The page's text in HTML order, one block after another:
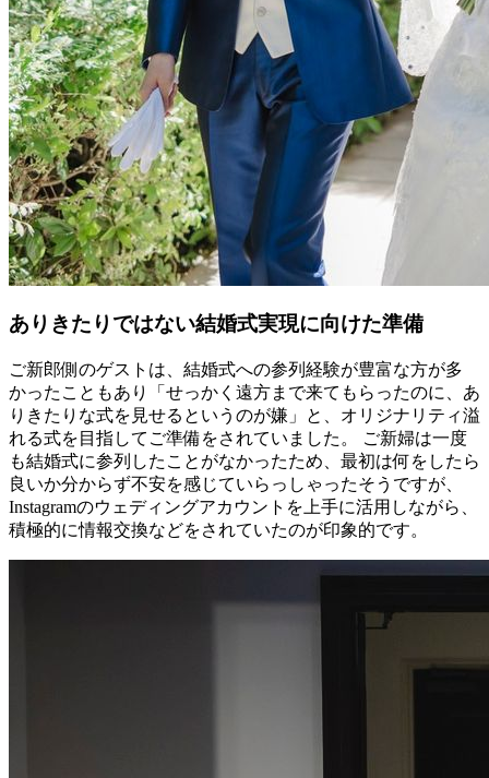
ありきたりではない結婚式実現に向けた準備
ご新郎側のゲストは、結婚式への参列経験が豊富な方が多
かったこともあり「せっかく遠方まで来てもらったのに、あ
りきたりな式を見せるというのが嫌」と、オリジナリティ溢
れる式を目指してご準備をされていました。 ご新婦は一度
も結婚式に参列したことがなかったため、最初は何をしたら
良いか分からず不安を感じていらっしゃったそうですが、
Instagramのウェディングアカウントを上手に活用しながら、
積極的に情報交換などをされていたのが印象的です。